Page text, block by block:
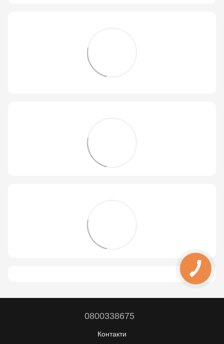
0800338675
Контакти